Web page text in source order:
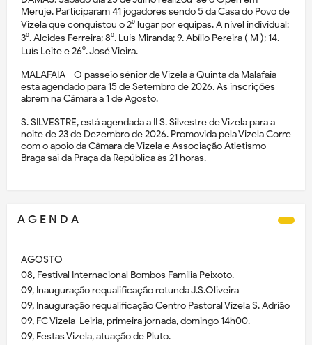
Meruje. Participaram 41 jogadores sendo 5 da Casa do Povo de
Vizela que conquistou o 2⁰ lugar por equipas. A nível individual:
3⁰. Alcides Ferreira; 8⁰. Luís Miranda; 9. Abílio Pereira ( M ); 14.
Luís Leite e 26⁰. José Vieira.
MALAFAIA - O passeio sénior de Vizela à Quinta da Malafaia
está agendado para 15 de Setembro de 2026. As inscrições
abrem na Câmara a 1 de Agosto.
S. SILVESTRE, está agendada a II S. Silvestre de Vizela para a
noite de 23 de Dezembro de 2026. Promovida pela Vizela Corre
com o apoio da Câmara de Vizela e Associação Atletismo
Braga sai da Praça da República às 21 horas.
A G E N D A
AGOSTO
08, Festival Internacional Bombos Família Peixoto.
09, Inauguração requalificação rotunda J.S.Oliveira
09, Inauguração requalificação Centro Pastoral Vizela S. Adrião
09, FC Vizela-Leiria, primeira jornada, domingo 14h00.
09, Festas Vizela, atuação de Pluto.